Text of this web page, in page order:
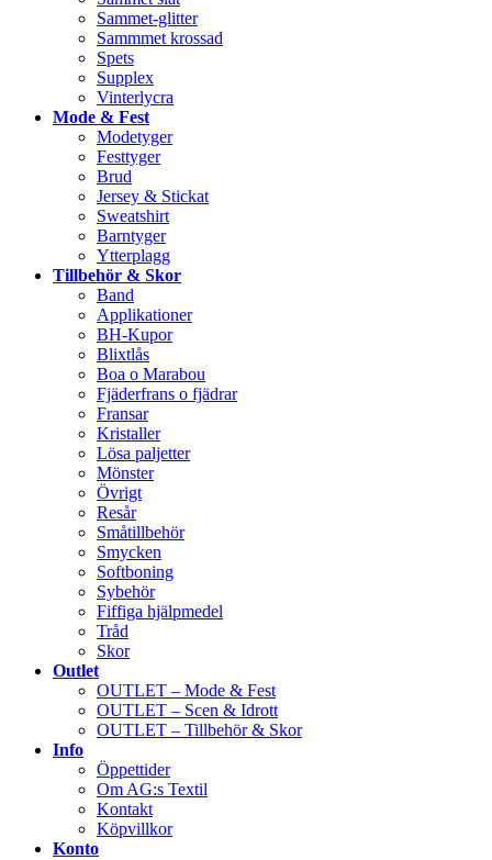
Sammet-glitter
Sammmet krossad
Spets
Supplex
Vinterlycra
Mode & Fest
Modetyger
Festtyger
Brud
Jersey & Stickat
Sweatshirt
Barntyger
Ytterplagg
Tillbehör & Skor
Band
Applikationer
BH-Kupor
Blixtlås
Boa o Marabou
Fjäderfrans o fjädrar
Fransar
Kristaller
Lösa paljetter
Mönster
Övrigt
Resår
Småtillbehör
Smycken
Softboning
Sybehör
Fiffiga hjälpmedel
Tråd
Skor
Outlet
OUTLET – Mode & Fest
OUTLET – Scen & Idrott
OUTLET – Tillbehör & Skor
Info
Öppettider
Om AG:s Textil
Kontakt
Köpvillkor
Konto